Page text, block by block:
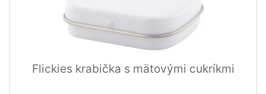
Flickies krabička s mätovými cukríkmi